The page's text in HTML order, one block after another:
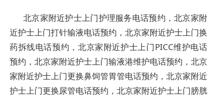
北京家附近护士上门护理服务电话预约，北京家附
近护士上门打针输液电话预约，北京家附近护士上门换
药拆线电话预约，北京家附近护士上门PICC维护电话
预约，北京家附近护士上门输液港维护电话预约，北京
家附近护士上门更换鼻饲管胃管电话预约，北京家附近
护士上门更换尿管电话预约，北京家附近护士上门膀胱